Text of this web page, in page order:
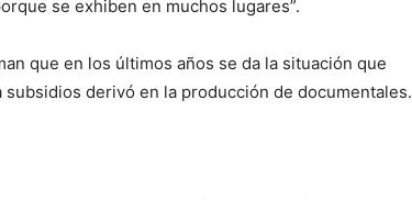
se exhiben en muchos lugares”.
que en los últimos años se da la situación que
derivó en la producción de documentales.